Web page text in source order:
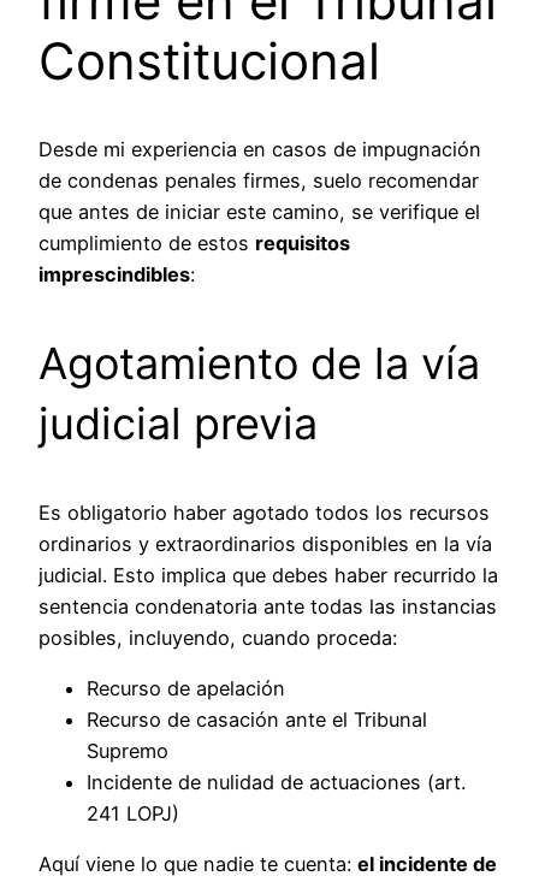
Constitucional
Desde mi experiencia en casos de impugnación
de condenas penales firmes, suelo recomendar
que antes de iniciar este camino, se verifique el
cumplimiento de estos requisitos
imprescindibles:
Agotamiento de la vía
judicial previa
Es obligatorio haber agotado todos los recursos
ordinarios y extraordinarios disponibles en la vía
judicial. Esto implica que debes haber recurrido la
sentencia condenatoria ante todas las instancias
posibles, incluyendo, cuando proceda:
Recurso de apelación
Recurso de casación ante el Tribunal
Supremo
Incidente de nulidad de actuaciones (art.
241 LOPJ)
Aquí viene lo que nadie te cuenta: el incidente de